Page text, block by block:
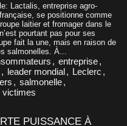
Lactalis, entreprise agro-
se positionne comme
laitier et fromager dans le
pourtant pas pour ses
fait la une, mais en raison de
salmonelles. À...
, entreprise,
, leader mondial, Leclerc ,
, salmonelle,
victimes
PUISSANCE À